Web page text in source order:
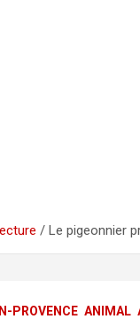
Le pigeonnier
PROVENCE ANIMAL